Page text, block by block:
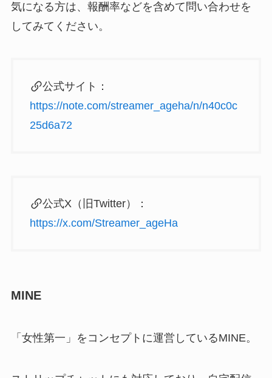
気になる方は、報酬率などを含めて問い合わせを
してみてください。
公式サイト：
https://note.com/streamer_ageha/n/n40c0c
25d6a72
公式X（旧Twitter）：
https://x.com/Streamer_ageHa
MINE
「女性第一」をコンセプトに運営しているMINE。